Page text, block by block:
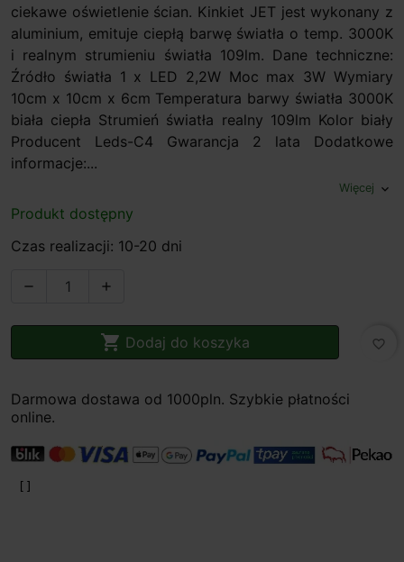
ciekawe oświetlenie ścian. Kinkiet JET jest wykonany z
aluminium, emituje ciepłą barwę światła o temp. 3000K
i realnym strumieniu światła 109lm. Dane techniczne:
Źródło światła 1 x LED 2,2W Moc max 3W Wymiary
10cm x 10cm x 6cm Temperatura barwy światła 3000K
biała ciepła Strumień światła realny 109lm Kolor biały
Producent Leds-C4 Gwarancja 2 lata Dodatkowe
informacje:...
Więcej expand_more
Produkt dostępny
Czas realizacji: 10-20 dni
 
 Dodaj do koszyka favorite_border
Darmowa dostawa od 1000pln. Szybkie płatności
online.